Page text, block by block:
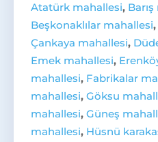
Atatürk mahallesi,
Beşkonaklılar mahallesi,
Çankaya mahallesi,
Emek mahallesi,
mahallesi, Fabrikalar
mahallesi, Göksu
mahallesi, Güneş
mahallesi, Hüsnü